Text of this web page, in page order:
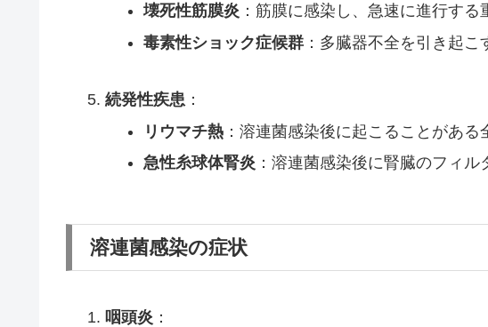
壊死性筋膜炎 ：筋膜に感染し、急速に進行する
毒素性ショック症候群 ：多臓器不全を引き起こ
続発性疾患 ：
リウマチ熱 ：溶連菌感染後に起こることがあ
急性糸球体腎炎 ：溶連菌感染後に腎臓のフィ
溶連菌感染の症状
咽頭炎 ：